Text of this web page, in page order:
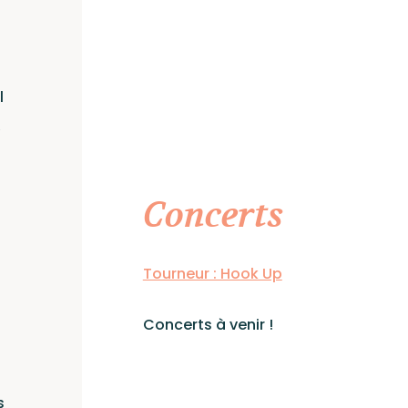
Concerts
Tourneur : Hook Up
Concerts à venir !